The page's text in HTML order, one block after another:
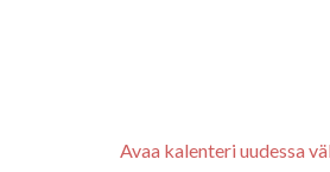
Avaa kalenteri uudessa